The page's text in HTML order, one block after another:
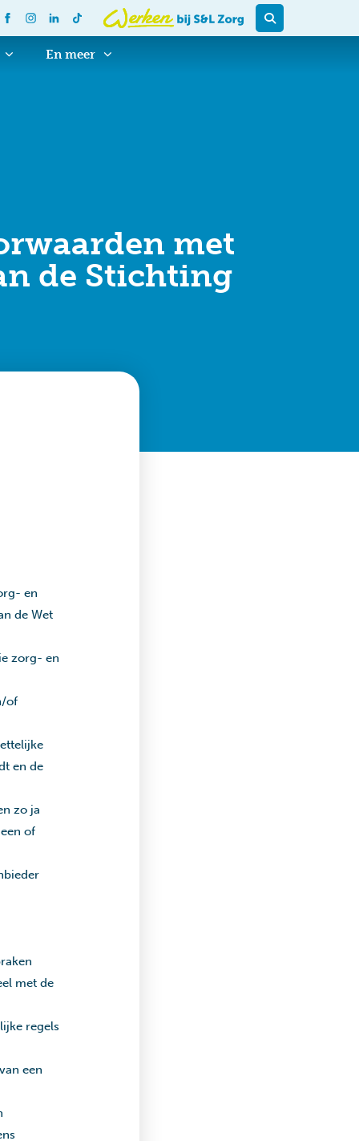
En meer
met
de Stichting
en
de Wet
zorg- en
of
en de
zo ja
of
met de
regels
een